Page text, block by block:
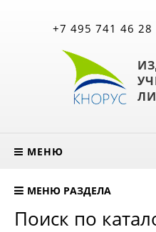
+7 495 741 46 28
МЕНЮ
МЕНЮ РАЗДЕЛА
Поиск по